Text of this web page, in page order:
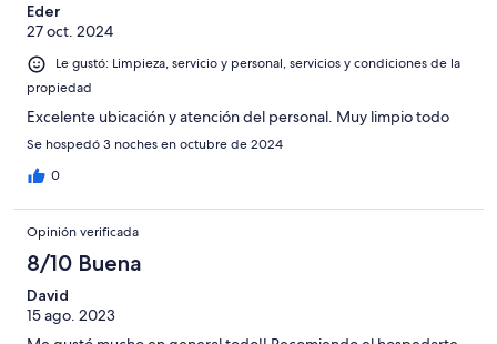
Eder
27 oct. 2024
Le gustó: Limpieza, servicio y personal, servicios y condiciones de la
propiedad
Excelente ubicación y atención del personal. Muy limpio todo
Se hospedó 3 noches en octubre de 2024
0
Opinión verificada
8/10 Buena
David
15 ago. 2023